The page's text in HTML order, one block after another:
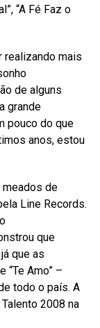
“A Fé Faz o
realizando mais
de alguns
grande
pouco do que
anos, estou
meados de
Line Records.
que
que as
“Te Amo” –
todo o país. A
2008 na